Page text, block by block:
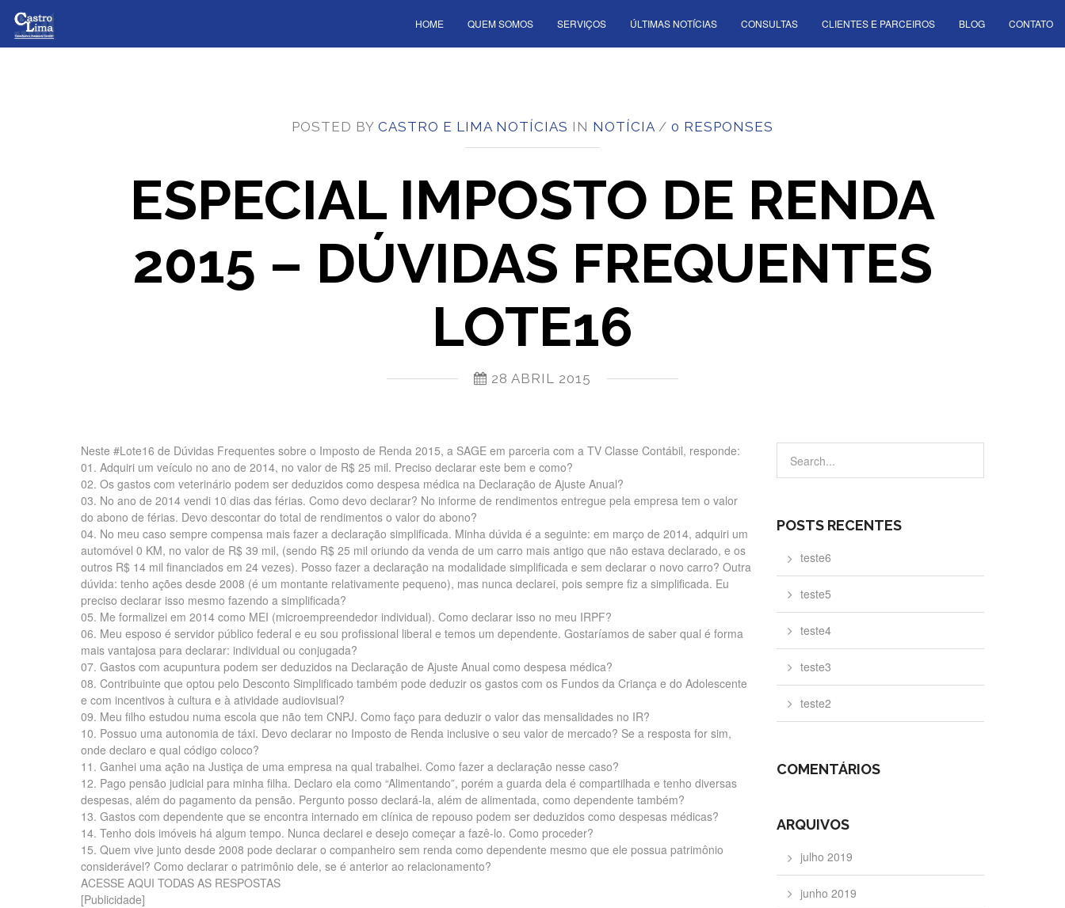
HOME QUEM SOMOS SERVIÇOS ÚLTIMAS NOTÍCIAS CONSULTAS CLIENTES E PARCEIROS BLOG CONTATO
POSTED BY CASTRO E LIMA NOTÍCIAS IN NOTÍCIA / 0 RESPONSES
ESPECIAL IMPOSTO DE RENDA
2015 – DÚVIDAS FREQUENTES
LOTE16
28 ABRIL 2015
Neste #Lote16 de Dúvidas Frequentes sobre o Imposto de Renda 2015, a SAGE em parceria com a TV Classe Contábil, responde:
01. Adquiri um veículo no ano de 2014, no valor de R$ 25 mil. Preciso declarar este bem e como?
02. Os gastos com veterinário podem ser deduzidos como despesa médica na Declaração de Ajuste Anual?
03. No ano de 2014 vendi 10 dias das férias. Como devo declarar? No informe de rendimentos entregue pela empresa tem o valor
do abono de férias. Devo descontar do total de rendimentos o valor do abono?
04. No meu caso sempre compensa mais fazer a declaração simplificada. Minha dúvida é a seguinte: em março de 2014, adquiri um
automóvel 0 KM, no valor de R$ 39 mil, (sendo R$ 25 mil oriundo da venda de um carro mais antigo que não estava declarado, e os
outros R$ 14 mil financiados em 24 vezes). Posso fazer a declaração na modalidade simplificada e sem declarar o novo carro? Outra
dúvida: tenho ações desde 2008 (é um montante relativamente pequeno), mas nunca declarei, pois sempre fiz a simplificada. Eu
preciso declarar isso mesmo fazendo a simplificada?
05. Me formalizei em 2014 como MEI (microempreendedor individual). Como declarar isso no meu IRPF?
06. Meu esposo é servidor público federal e eu sou profissional liberal e temos um dependente. Gostaríamos de saber qual é forma
mais vantajosa para declarar: individual ou conjugada?
07. Gastos com acupuntura podem ser deduzidos na Declaração de Ajuste Anual como despesa médica?
08. Contribuinte que optou pelo Desconto Simplificado também pode deduzir os gastos com os Fundos da Criança e do Adolescente
e com incentivos à cultura e à atividade audiovisual?
09. Meu filho estudou numa escola que não tem CNPJ. Como faço para deduzir o valor das mensalidades no IR?
10. Possuo uma autonomia de táxi. Devo declarar no Imposto de Renda inclusive o seu valor de mercado? Se a resposta for sim,
onde declaro e qual código coloco?
11. Ganhei uma ação na Justiça de uma empresa na qual trabalhei. Como fazer a declaração nesse caso?
12. Pago pensão judicial para minha filha. Declaro ela como “Alimentando”, porém a guarda dela é compartilhada e tenho diversas
despesas, além do pagamento da pensão. Pergunto posso declará-la, além de alimentada, como dependente também?
13. Gastos com dependente que se encontra internado em clínica de repouso podem ser deduzidos como despesas médicas?
14. Tenho dois imóveis há algum tempo. Nunca declarei e desejo começar a fazê-lo. Como proceder?
15. Quem vive junto desde 2008 pode declarar o companheiro sem renda como dependente mesmo que ele possua patrimônio
considerável? Como declarar o patrimônio dele, se é anterior ao relacionamento?
ACESSE AQUI TODAS AS RESPOSTAS
[Publicidade]
POSTS RECENTES
teste6
teste5
teste4
teste3
teste2
COMENTÁRIOS
ARQUIVOS
julho 2019
junho 2019